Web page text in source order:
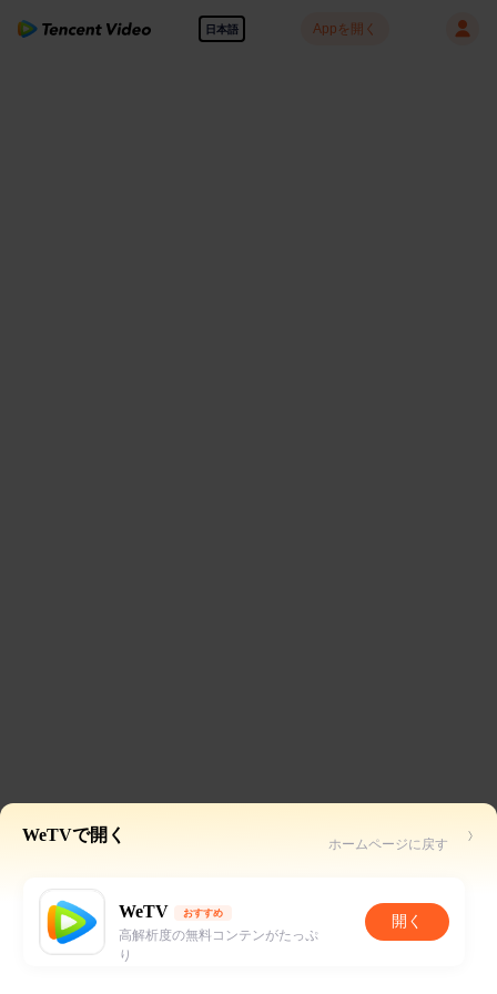
日本語 Appを開く
WeTVで開く ホームページに戻す
WeTV おすすめ
高解析度の無料コンテンがたっぷ
り
開く